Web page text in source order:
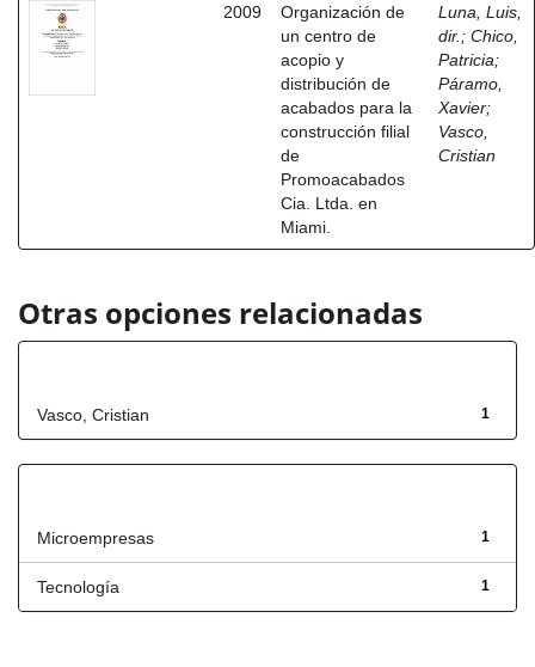
2009
Organización de
un centro de
acopio y
distribución de
acabados para la
construcción filial
de
Promoacabados
Cia. Ltda. en
Miami.
Luna, Luis,
dir. ; Chico,
Patricia;
Páramo,
Xavier;
Vasco,
Cristian
Otras opciones relacionadas
1
Vasco, Cristian
1
Microempresas
1
Tecnología